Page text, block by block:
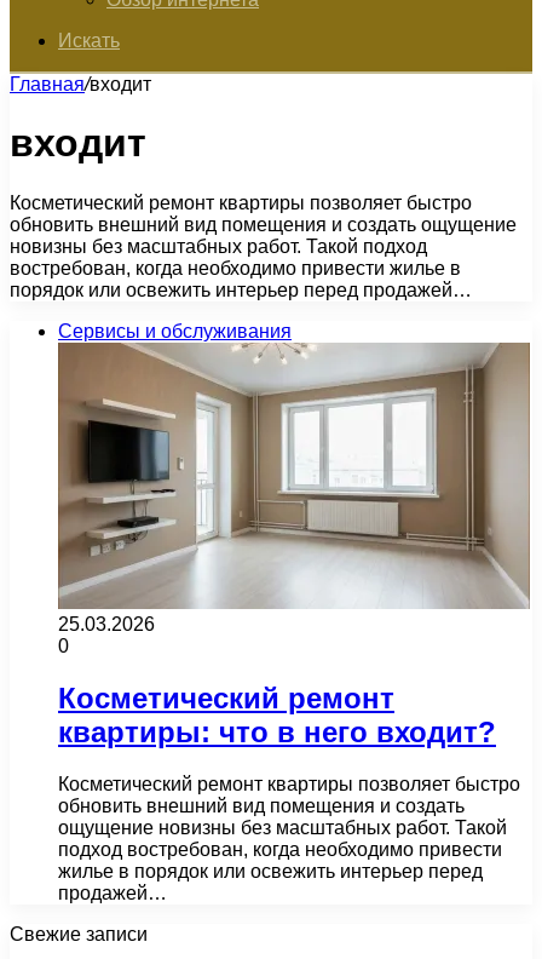
Искать
Главная/входит
входит
Косметический ремонт квартиры позволяет быстро
обновить внешний вид помещения и создать ощущение
новизны без масштабных работ. Такой подход
востребован, когда необходимо привести жилье в
порядок или освежить интерьер перед продажей…
Сервисы и обслуживания
25.03.2026
0
Косметический ремонт
квартиры: что в него входит?
Косметический ремонт квартиры позволяет быстро
обновить внешний вид помещения и создать
ощущение новизны без масштабных работ. Такой
подход востребован, когда необходимо привести
жилье в порядок или освежить интерьер перед
продажей…
Свежие записи